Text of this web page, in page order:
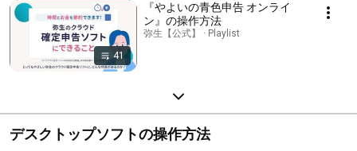
41
『やよいの青色申告 オンライ
ン』の操作方法
弥生【公式】 · Playlist
デスクトップソフトの操作方法